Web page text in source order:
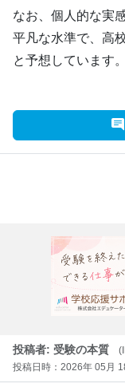
なお、個人的な実
平凡な水準で、高
と予想しています。
投稿者: 受験の本質
投稿日時：2026年 05月